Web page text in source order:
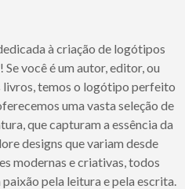
à criação de logótipos
você é um autor, editor, ou
livros, temos o logótipo perfeito
uma vasta seleção de
que capturam a essência da
designs que variam desde
modernas e criativas, todos
pela leitura e pela escrita.